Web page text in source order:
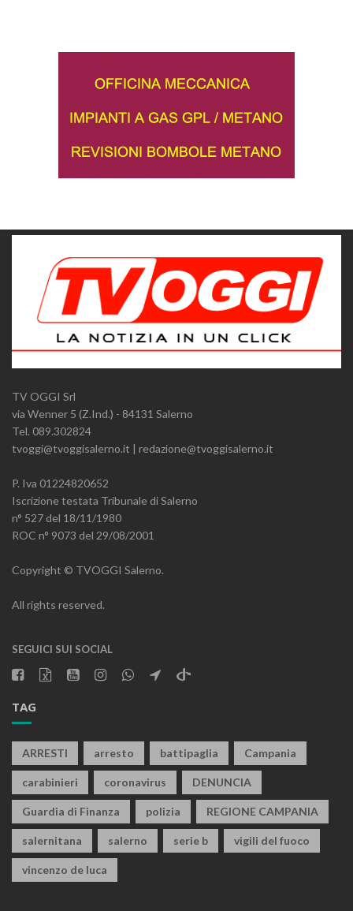
TV OGGI Srl
via Wenner 5 (Z.Ind.) - 84131 Salerno
Tel. 089.302824
tvoggi@tvoggisalerno.it | redazione@tvoggisalerno.it
P. Iva 01224820652
Iscrizione testata Tribunale di Salerno
n° 527 del 18/11/1980
ROC n° 9073 del 29/08/2001
Copyright © TVOGGI Salerno.
All rights reserved.
SEGUICI SUI SOCIAL
TAG
ARRESTI arresto battipaglia Campania
carabinieri coronavirus DENUNCIA
Guardia di Finanza polizia REGIONE CAMPANIA
salernitana salerno serie b vigili del fuoco
vincenzo de luca